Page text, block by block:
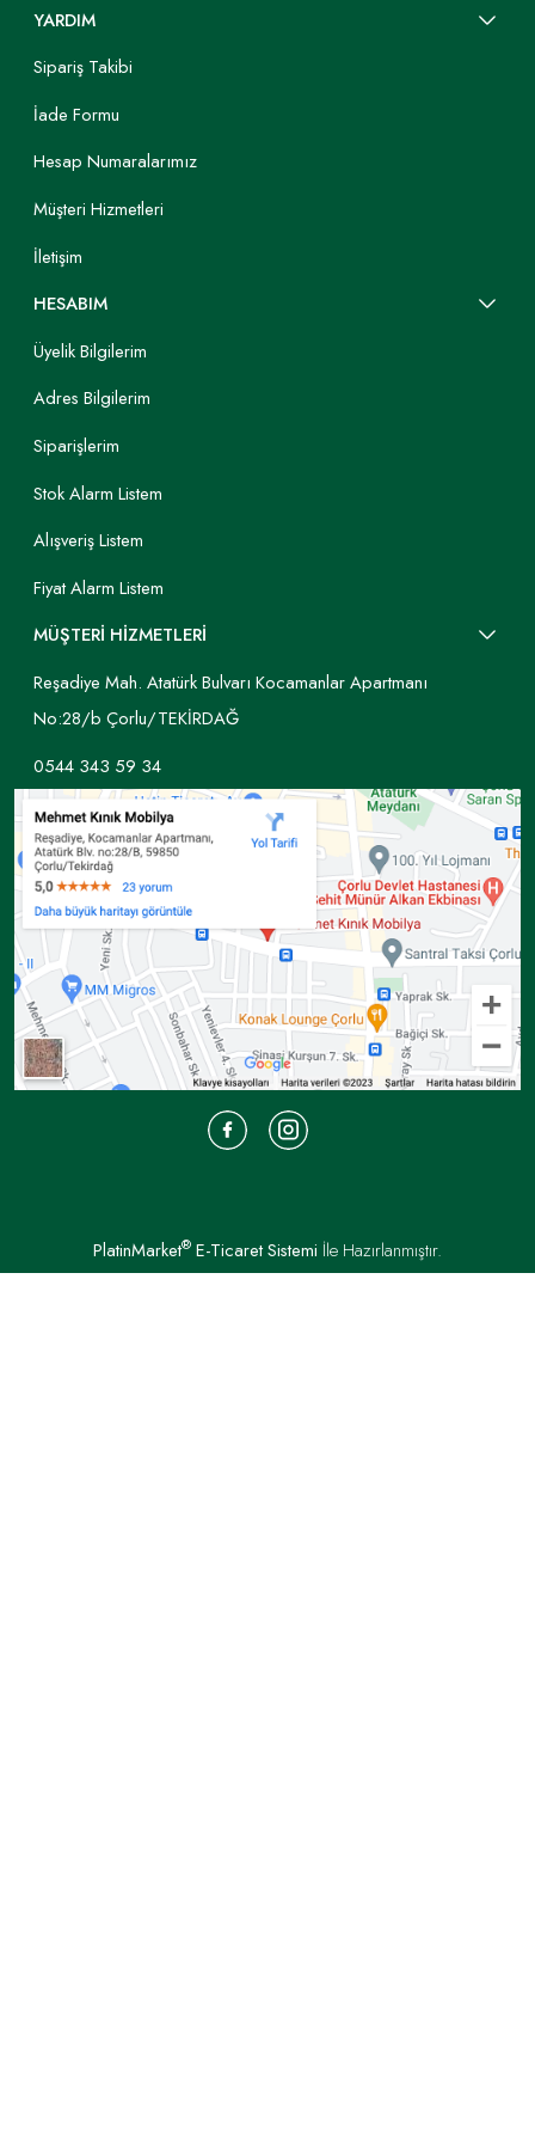
Chester Koltuk Takımı
mekana karakter kazandırılmak istendiğinde yuvarlak
bir tarz yaratmaya yardımcıdır. Chester koltuklar
ürünler arasındadır. Bu koltuklar ilk olarak İngiltere’de
tasarlanmış ve üretilmiştir. Bu tarz koltuklarda koltuğun
sırt bölgesi ile kolları aynı hizadadır.
Zımba, düğmeler ve baklava dilimlerini anımsatan
yüzey görünümü ile Chester koltuklar sıklıkla tercih
edilir. Her tür mekan için uygun olabilen bu tarz
koltuklar ev ya da ofis gibi alanlarda rahatlıkla
kullanılabilir. Geçmişte ana üretim malzemesi deri olan
Chester koltuklar günümüzde farklı kumaş türlerinden
koltuklar aynı zamanda modası hiç geçmeyen bir tarzı
Asaletin ve ihtişamın yansıtıldığı bu tarz koltuklar aynı
ile uyumlu olması da en önemli özellikleri arasındadır.
yakalanabilir. Koltuktaki kapitone işçilik göz alıcı
sayesinde etkili bir görüntü yakalanır.
Avangart Koltuk Takımı
20. Yüzyıl başlarında trend olmaya başlayan avangart
koltuk takımları ihtişamlı olmaları ile öne çıkarlar. Lüks
bir mekan tasarımında tercih edilen avangart
mobilyalar aynı zamanda klasik bir çizgidedir.
Genellikle el işçiliği kullanılarak üretilirler ve bu
sebeple de maliyetli modeller arasında yer alırlar. Zarif
kumaşlar, altın rengi detaylar da bu tip koltukların
önemli özellikleri arasında yer alır.
Bu tarz koltuk takımları her mekanda tercih edilebilir.
Ev, otel, restoran ya da ofis gibi mekanlarda avangart
mobilya seçimi mekana şık bir hava katar. Konfor ve
estetik olarak da dengeli bir görüntü sunan avangart
koltuk takımları tercih edilirken kullanılan renge ayrıca
farklı kumaş türleri bu koltuklarda tercih edilebilir.
Büyük ve gösterişli mobilya seçenekleri arasında yer
YARDIM
Sipariş Takibi
İade Formu
Hesap Numaralarımız
Müşteri Hizmetleri
İletişim
HESABIM
Üyelik Bilgilerim
Adres Bilgilerim
Siparişlerim
Stok Alarm Listem
Alışveriş Listem
Fiyat Alarm Listem
MÜŞTERİ HİZMETLERİ
Reşadiye Mah. Atatürk Bulvarı Kocamanlar Apartmanı
No:28/b Çorlu/TEKİRDAĞ
0544 343 59 34
PlatinMarket® E-Ticaret Sistemi İle Hazırlanmıştır.